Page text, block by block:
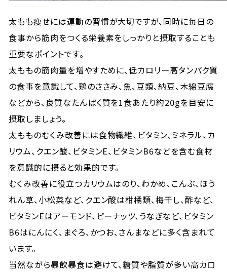
太もも痩せには運動の習慣が大切ですが、同時に毎日の
食事から筋肉をつくる栄養素をしっかりと摂取することも
重要なポイントです。
太ももの筋肉量を増やすために、低カロリー高タンパク質
の食事を意識して、鶏のささみ、魚、豆類、納豆、木綿豆腐
などから、良質なたんぱく質を1食あたり約20gを目安に
摂取しましょう。
太もものむくみ改善には食物繊維、ビタミン、ミネラル、カ
リウム、クエン酸、ビタミンE、ビタミンB6などを含む食材
を意識的に摂ると効果的です。
むくみ改善に役立つカリウムはのり、わかめ、こんぶ、ほう
れん草、小松菜など、クエン酸は柑橘類、梅干し、酢など、
ビタミンEはアーモンド、ピーナッツ、うなぎなど、ビタミン
B6はにんにく、まぐろ、かつお、さんまなどに多く含まれて
います。
当然ながら暴飲暴食は避けて、糖質や脂質が多い高カロ